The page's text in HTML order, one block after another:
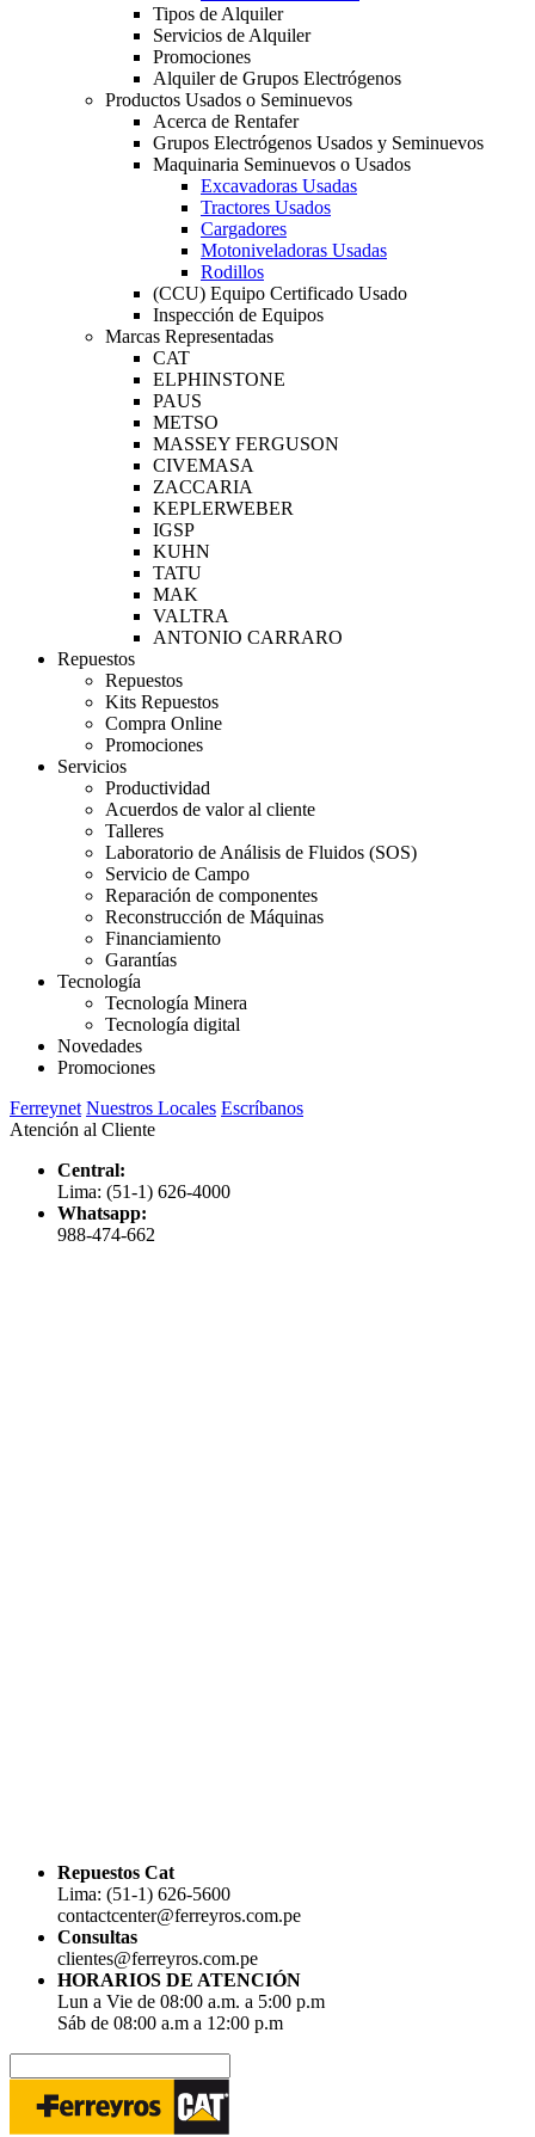
Tipos de Alquiler
Servicios de Alquiler
Promociones
Alquiler de Grupos Electrógenos
Productos Usados o Seminuevos
Acerca de Rentafer
Grupos Electrógenos Usados y Seminuevos
Maquinaria Seminuevos o Usados
Excavadoras Usadas
Tractores Usados
Cargadores
Motoniveladoras Usadas
Rodillos
(CCU) Equipo Certificado Usado
Inspección de Equipos
Marcas Representadas
CAT
ELPHINSTONE
PAUS
METSO
MASSEY FERGUSON
CIVEMASA
ZACCARIA
KEPLERWEBER
IGSP
KUHN
TATU
MAK
VALTRA
ANTONIO CARRARO
Repuestos
Repuestos
Kits Repuestos
Compra Online
Promociones
Servicios
Productividad
Acuerdos de valor al cliente
Talleres
Laboratorio de Análisis de Fluidos (SOS)
Servicio de Campo
Reparación de componentes
Reconstrucción de Máquinas
Financiamiento
Garantías
Tecnología
Tecnología Minera
Tecnología digital
Novedades
Promociones
Ferreynet Nuestros Locales Escríbanos
Atención al Cliente
Central:
Lima: (51-1) 626-4000
Whatsapp:
988-474-662
Repuestos Cat
Lima: (51-1) 626-5600
contactcenter@ferreyros.com.pe
Consultas
clientes@ferreyros.com.pe
HORARIOS DE ATENCIÓN
Lun a Vie de 08:00 a.m. a 5:00 p.m
Sáb de 08:00 a.m a 12:00 p.m